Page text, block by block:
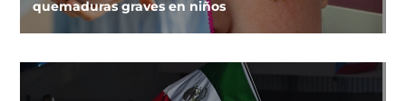
quemaduras graves en niños